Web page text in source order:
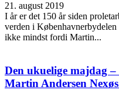
21. august 2019
I år er det 150 år siden
verden i
ikke mindst fordi Martin...
Den ukuelige majdag
Martin Andersen